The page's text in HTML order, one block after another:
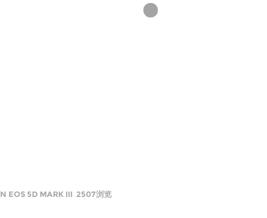
EOS 5D MARK III 2507浏览